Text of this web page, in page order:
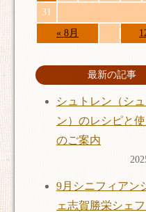
« 8月
31
最新の記事
シュトレン（シ
ン）のレシピと
のご案内
9月シニフィアン
ェ志賀勝栄シェ